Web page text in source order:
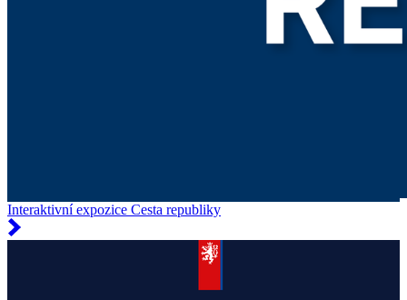
Interaktivní expozice Cesta republiky